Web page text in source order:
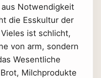
Notwendigkeit
die Esskultur der
ist schlicht,
von arm, sondern
Wesentliche
Milchprodukte